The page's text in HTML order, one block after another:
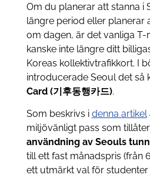
Om du planerar att stanna i
längre period eller planerar
om dagen, är det vanliga
kanske inte längre ditt
Koreas kollektivtrafikkort. I
introducerade Seoul det så
Card (기후동행카드).
Som beskrivs i denna artikel
miljövänligt pass som tillåter
användning av Seouls
till ett fast månadspris (från
ett utmärkt val för